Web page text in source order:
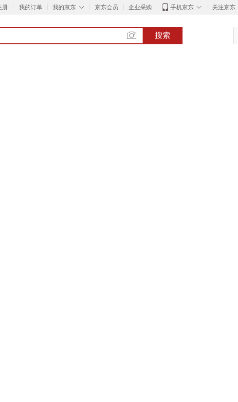
册 我的订单 ◇
我的京东 京东会员 企业采购 ◇
手机京东 关注京东
搜索